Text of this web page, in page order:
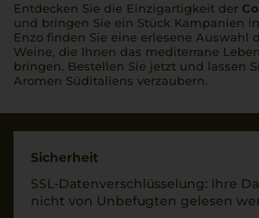
Entdecken Sie die Einzigartigkeit der
und bringen Sie ein Stück Kampanien
Enzo finden Sie eine erlesene Auswahl
Weine, die Ihnen das mediterrane
bringen. Bestellen Sie jetzt und lassen
Aromen Süditaliens verzaubern.
Sicherheit
SSL-Daten­verschlüs­selung: Ihre
nicht von Unbe­fugten gelesen